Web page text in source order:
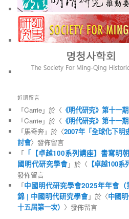
近期留言
「Carrie」於〈 《明代研究》第十一期
「Carrie」於〈 《明代研究》第十一期
「馬奇奔」於〈2007年「全球化下明
討會〉發佈留言
「 「【卓越100系列講座】書寫明
國明代研究學會」於〈 【卓越100
發佈留言
「中國明代研究學會2025年年會
錦 | 中國明代研究學會」於〈中國
十五屆第一次） 〉發佈留言